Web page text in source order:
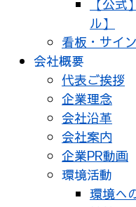
【公
ル】
看板・サイン
会社概要
代表ご挨拶
企業理念
会社沿革
会社案内
企業PR動画
環境活動
環境へ